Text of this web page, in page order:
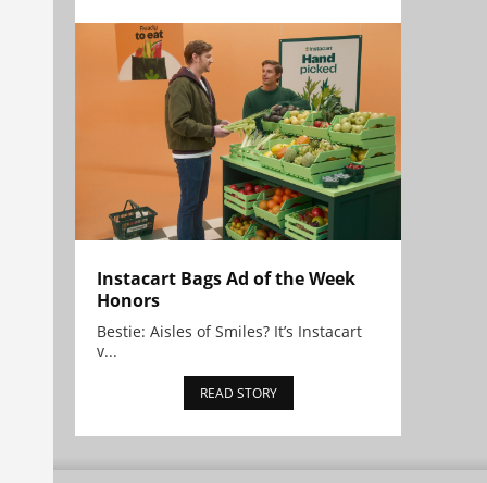
Instacart Bags Ad of the Week
Honors
Bestie: Aisles of Smiles? It’s Instacart
v...
READ STORY